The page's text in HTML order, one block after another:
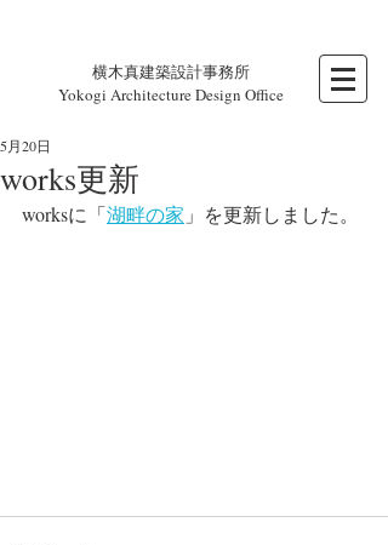
横木真建築設計事務所
Yokogi Architecture Design Office
works更新
5月20日
worksに「湖畔の家 」を更新しました。